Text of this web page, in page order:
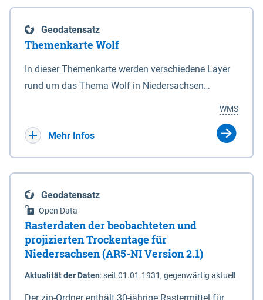
enthalten. Sperrwerke Sperrwerke sind Bauwerke
mit Sperrvorrichtungen in Tidegewässern, die dem
Schutz eines Gebietes vor erhöhten Tiden, vor allem
vor Sturmfluten, zu dienen bestimmt sind (§2 Abs.3
Eigenschaft eines Sperrwerkes durch Widmung, die
die Deichbehörde durch Verordnung ausspricht.
Geodatensatz
Themenkarte Wolf
In dieser Themenkarte werden verschiedene Layer
rund um das Thema Wolf in Niedersachsen
sowie Status der bestehenden Wolfsterritorien im
laufenden Monitoringjahr.
WMS
Mehr Infos
Geodatensatz
Open Data
Rasterdaten der beobachteten und
projizierten Trockentage für
Niedersachsen (AR5-NI Version 2.1)
Aktualität der Daten:seit 01.01.1931, gegenwärtig aktuell